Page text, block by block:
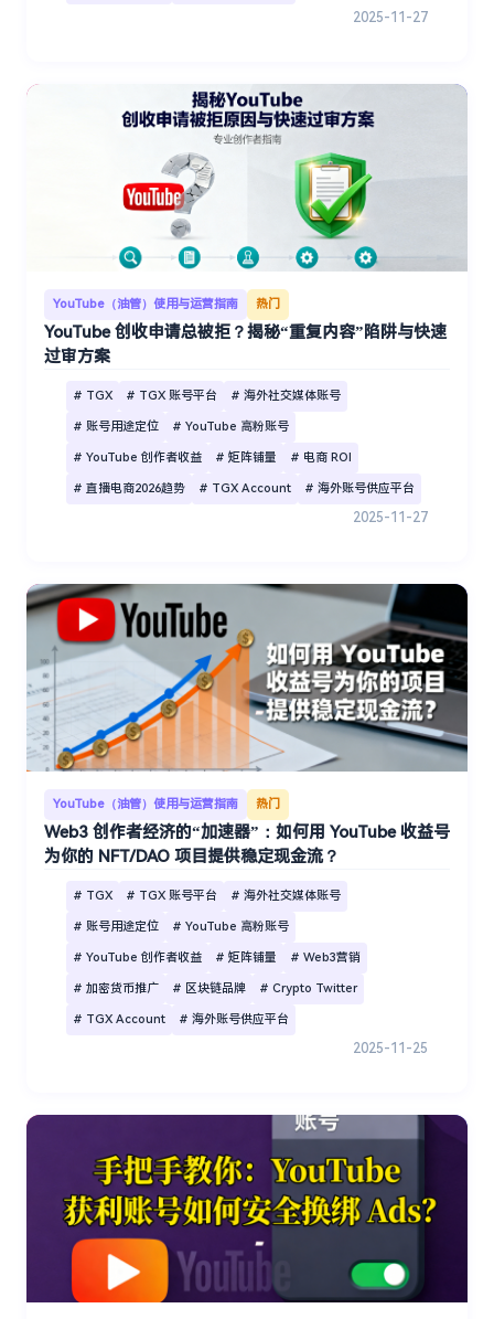
2025-11-27
YouTube（油管）使用与运营指南 热门
YouTube 创收申请总被拒？揭秘“重复内容”陷阱与快速
过审方案
# TGX # TGX 账号平台 # 海外社交媒体账号
# 账号用途定位 # YouTube 高粉账号
# YouTube 创作者收益 # 矩阵铺量 # 电商 ROI
# 直播电商2026趋势 # TGX Account # 海外账号供应平台
2025-11-27
YouTube（油管）使用与运营指南 热门
Web3 创作者经济的“加速器”：如何用 YouTube 收益号
为你的 NFT/DAO 项目提供稳定现金流？
# TGX # TGX 账号平台 # 海外社交媒体账号
# 账号用途定位 # YouTube 高粉账号
# YouTube 创作者收益 # 矩阵铺量 # Web3营销
# 加密货币推广 # 区块链品牌 # Crypto Twitter
# TGX Account # 海外账号供应平台
2025-11-25